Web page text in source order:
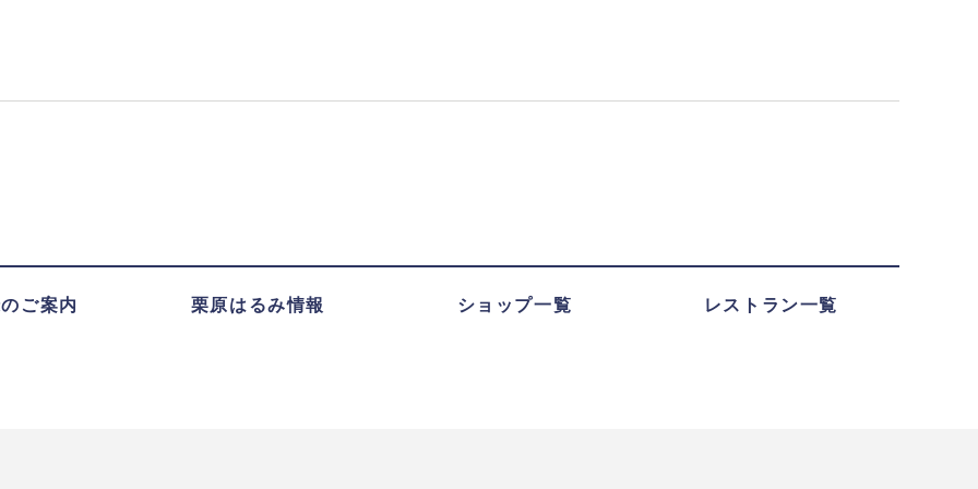
ご案内 栗原はるみ情報 ショップ一覧 レストラン一覧